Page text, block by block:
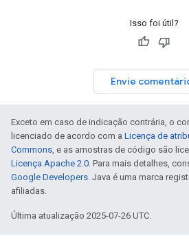
Isso foi útil?
Envie
Exceto em caso de indicação contrária, o
licenciado de acordo com a Licença de
Commons, e as amostras de código são
Licença Apache 2.0. Para mais detalhes,
Google Developers. Java é uma marca
afiliadas.
Última atualização 2025-07-26 UTC.